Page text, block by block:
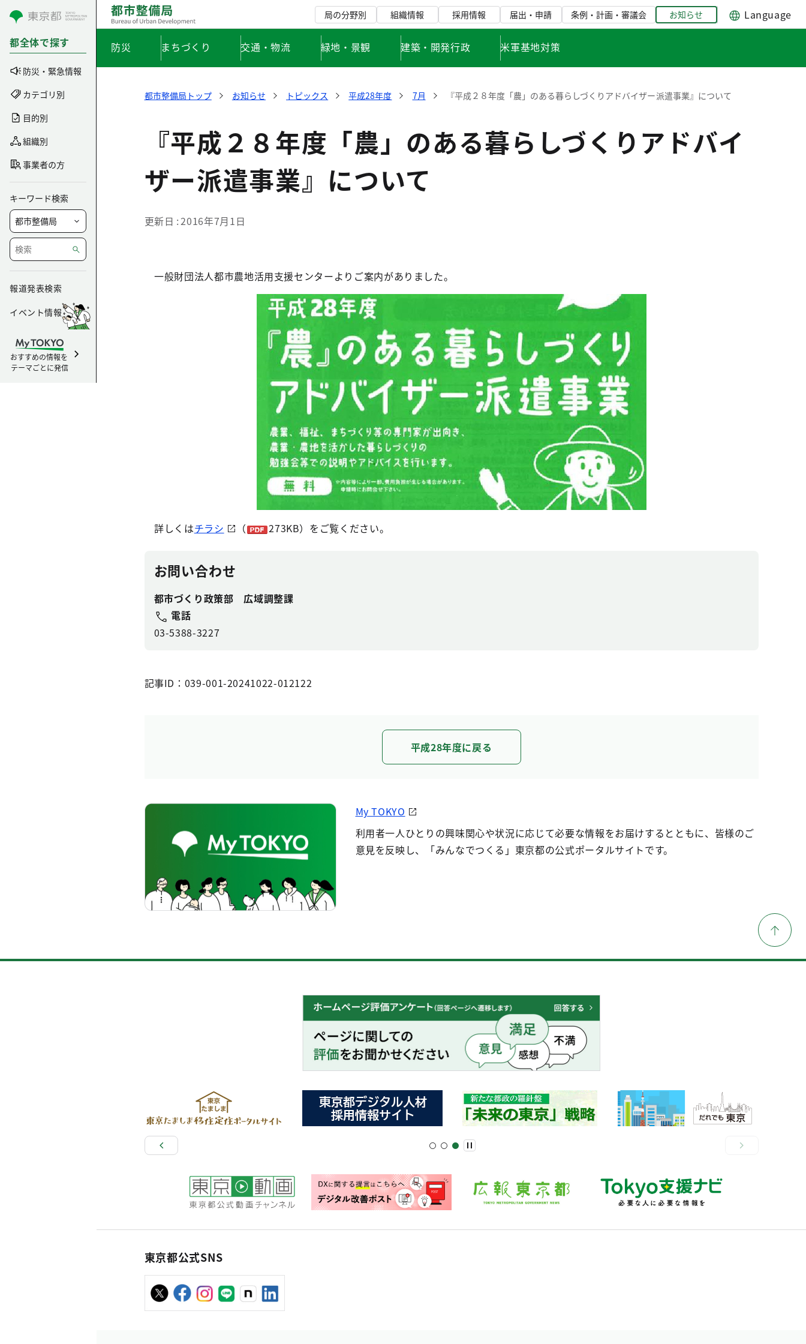
コンテンツにスキップ
都全体で探す
防災・緊急情報
カテゴリ別
目的別
組織別
事業者の方
キーワード検索
報道発表検索
イベント情報
おすすめの情報を
テーマごとに発信
局の分野別 組織情報 採用情報 届出・申請 条例・計画・審議会 お知らせ Language
防災 まちづくり 交通・物流 緑地・景観 建築・開発行政 米軍基地対策
都市整備局トップ お知らせ トピックス 平成28年度 7月 『平成２８年度「農」のある暮らしづくりアドバイザー派遣事業』について
『平成２８年度「農」のある暮らしづくりアドバイ
ザー派遣事業』について
更新日 2016年7月1日
一般財団法人都市農地活用支援センターよりご案内がありました。
詳しくはチラシ （ 273KB）をご覧ください。
お問い合わせ
都市づくり政策部 広域調整課
電話
03-5388-3227
記事ID：039-001-20241022-012122
平成28年度に戻る
My TOKYO
利用者一人ひとりの興味関心や状況に応じて必要な情報をお届けするとともに、皆様のご
意見を反映し、「みんなでつくる」東京都の公式ポータルサイトです。
東京都公式SNS